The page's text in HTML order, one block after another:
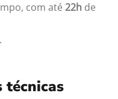
com até 22hde
técnicas